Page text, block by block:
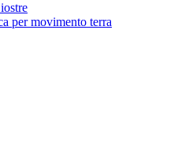
per movimento terra